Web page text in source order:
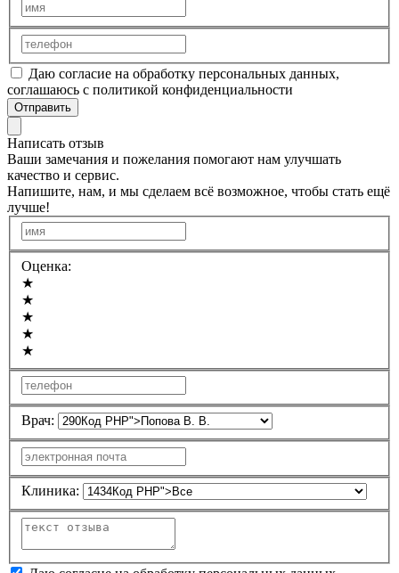
Даю согласие на обработку персональных данных,
соглашаюсь с политикой конфиденциальности
Отправить
Написать отзыв
Ваши замечания и пожелания помогают нам улучшать
качество и сервис.
Напишите, нам, и мы сделаем всё возможное, чтобы стать ещё
лучше!
Оценка:
★
★
★
★
★
Врач:
Клиника: